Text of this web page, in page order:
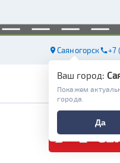
Саяногорск +7
Ваш город:
Покажем
города.
Да